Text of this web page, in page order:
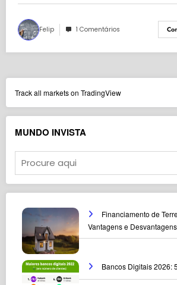
Felip 1 Comentários
Track all markets on TradingView
MUNDO INVISTA
Financiamento de
Vantagens e Desvantagens
Bancos Digitais 2026: